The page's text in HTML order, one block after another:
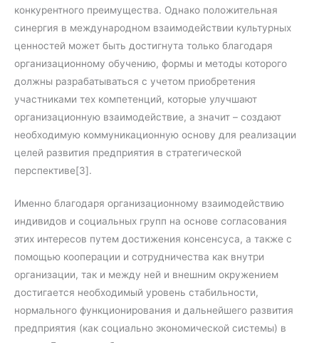
конкурентного преимущества. Однако положительная
синергия в международном взаимодействии культурных
ценностей может быть достигнута только благодаря
организационному обучению, формы и методы которого
должны разрабатываться с учетом приобретения
участниками тех компетенций, которые улучшают
организационную взаимодействие, а значит – создают
необходимую коммуникационную основу для реализации
целей развития предприятия в стратегической
перспективе[3].
Именно благодаря организационному взаимодействию
индивидов и социальных групп на основе согласования
этих интересов путем достижения консенсуса, а также с
помощью кооперации и сотрудничества как внутри
организации, так и между ней и внешним окружением
достигается необходимый уровень стабильности,
нормального функционирования и дальнейшего развития
предприятия (как социально экономической системы) в